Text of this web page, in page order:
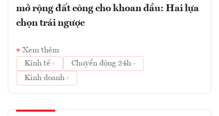
mở rộng đất công cho khoan dầu: Hai lựa
chọn trái ngược
Xem thêm
Kinh tế
Chuyển động 24h
Kinh doanh